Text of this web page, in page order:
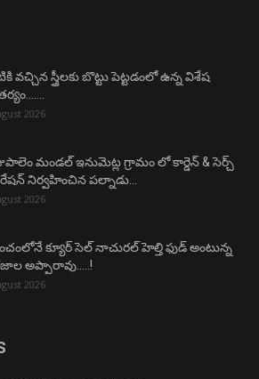
వచ్చిన స్త్రీలకు బొట్టు పెట్టడంలో ఉన్న విశేష
2026
మండల్ ఇనుమెట్ల గ్రామం లో కార్డెన్ & సెర్చ్
నిర్వహించిన పల్నాడు...
2026
క్యూర్ సెల్ నాచురల్ హెల్తి ఫుడ్ అంటున్న
అప్పారావు…..!
2026